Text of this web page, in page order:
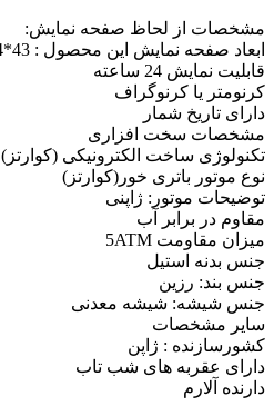
مشخصات از لحاظ صفحه نمايش:
ابعاد صفحه نمایش این محصول : 43*44 میلیمتر
قابلیت نمایش 24 ساعته
کرنومتر یا کرنوگراف
دارای تاریخ شمار
مشخصات سخت افزاری
تکنولوژی ساخت الکترونیکی (کوارتز)
نوع موتور باتری خور(کوارتز)
توضیحات موتور: ژاپنی
مقاوم در برابر آب
میزان مقاومت 5ATM
جنس بدنه استیل
جنس بند: رزین
جنس شیشه: شیشه معدنی
ساير مشخصات
کشورسازنده : ژاپن
دارای عقربه های شب تاب
دارنده آلارم